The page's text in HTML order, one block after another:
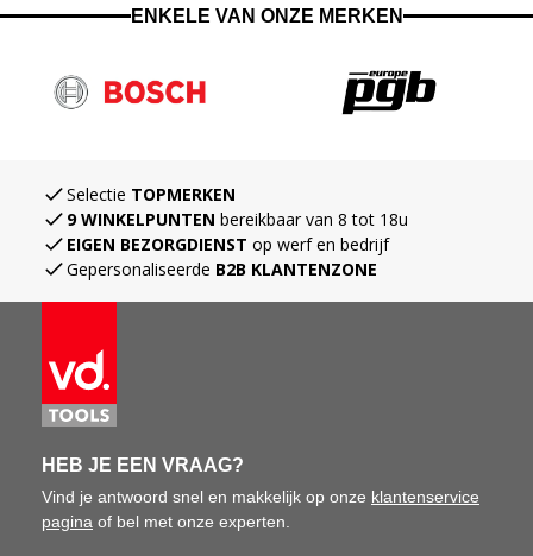
ENKELE VAN ONZE MERKEN
Selectie TOPMERKEN
9 WINKELPUNTEN bereikbaar van 8 tot 18u
EIGEN BEZORGDIENST op werf en bedrijf
Gepersonaliseerde B2B KLANTENZONE
HEB JE EEN VRAAG?
Vind je antwoord snel en makkelijk op onze klantenservice
pagina of bel met onze experten.